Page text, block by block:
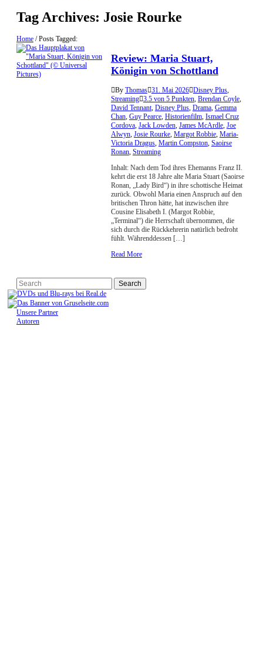
Tag Archives: Josie Rourke
Home /Posts Tagged:
Review: Maria Stuart,
Königin von Schottland
By Thomas 31. Mai 2026 Disney Plus,
Streaming 3.5 von 5 Punkten, Brendan Coyle,
David Tennant, Disney Plus, Drama, Gemma
Chan, Guy Pearce, Historienfilm, Ismael Cruz
Cordova, Jack Lowden, James McArdle, Joe
Alwyn, Josie Rourke, Margot Robbie, Maria-
Victoria Dragus, Martin Compston, Saoirse
Ronan, Streaming
Inhalt: Nach dem Tod ihres Ehemanns Franz II.
kehrt die erst 18 Jahre alte Maria Stuart (Saoirse
Ronan, „Lady Bird“) in ihre schottische Heimat
zurück. Obwohl Maria einen Anspruch auf den
britischen Thron hätte, hat inzwischen ihre
Cousine Elisabeth I. (Margot Robbie,
„Terminal“) die Herrschaft übernommen, die
sich durch die Rückkehrerin natürlich bedroht
fühlt. Währenddessen […]
Read More
Unsere Partner
Autoren